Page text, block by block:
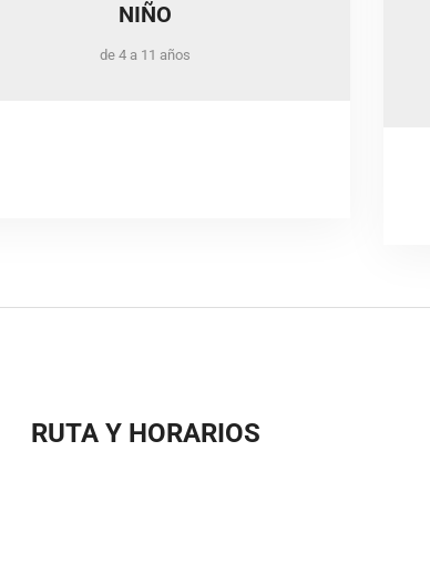
NIÑO
de 4 a 11 años
RUTA Y HORARIOS